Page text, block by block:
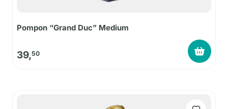
Pompon “Grand Duc” Medium
39,50